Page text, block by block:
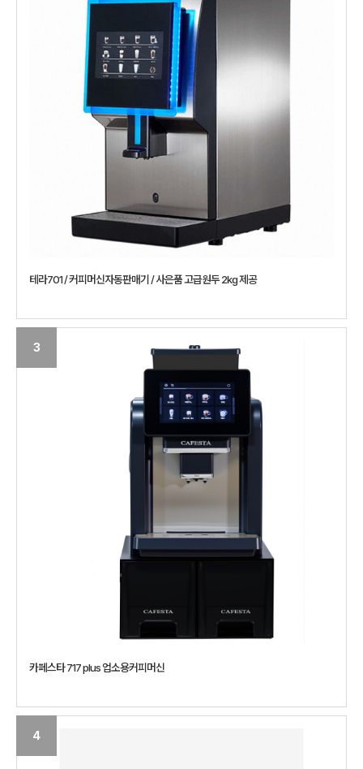
테라701 / 커피머신자동판매기 / 사은품 고급원두 2kg 제공
3
카페스타 717 plus 업소용커피머신
4